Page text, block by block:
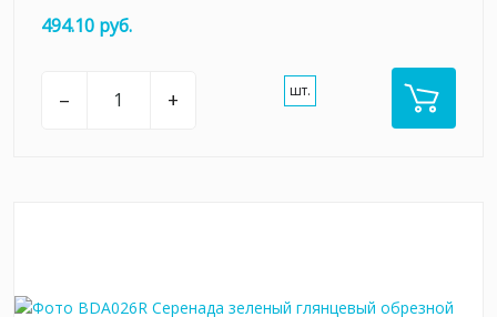
494.10 руб.
– + шт.